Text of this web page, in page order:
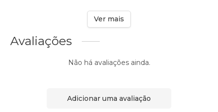
Ver mais
Avaliações
Não há avaliações ainda.
Adicionar uma avaliação